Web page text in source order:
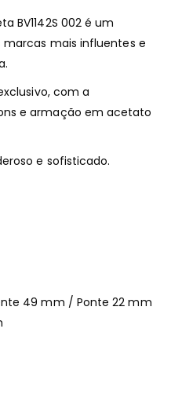
BV1142S 002 é um
marcas mais influentes e
com a
e armação em acetato
e sofisticado.
49 mm / Ponte 22 mm